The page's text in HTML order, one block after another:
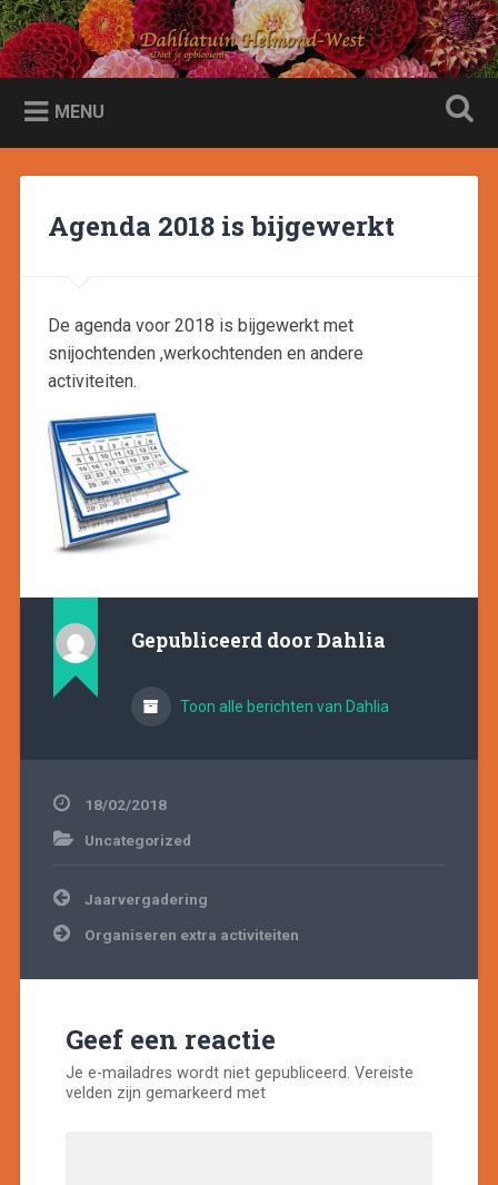
Naar
de
inhoud
springen
Zoeken
Dahliatuin Helmond-West
Doet je opbloeien
MENU
Agenda 2018 is bijgewerkt
De agenda voor 2018 is bijgewerkt met
snijochtenden ,werkochtenden en andere
activiteiten.
Gepubliceerd doorDahlia
Toon alle berichten van Dahlia
18/02/2018
Uncategorized
Bericht
navigatie
Jaarvergadering
Organiseren extra activiteiten
Geef een reactie
Je e-mailadres wordt niet gepubliceerd. Vereiste
velden zijn gemarkeerd met